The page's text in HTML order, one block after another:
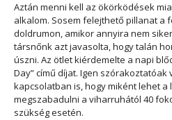
Aztán menni kell az ökörködések
alkalom. Sosem felejthető pillanat a
doldrumon, amikor annyira nem
társnőnk azt javasolta, hogy talán
úszni. Az ötlet kiérdemelte a napi
Day” című díjat. Igen
kapcsolatban is, hogy miként lehet a
megszabadulni a viharruhától 40
szükség esetén.